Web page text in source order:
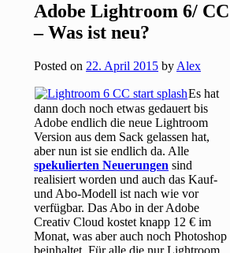
Adobe Lightroom 6/ CC
– Was ist neu?
Posted on 22. April 2015 by Alex
Es hat
dann doch noch etwas gedauert bis
Adobe endlich die neue Lightroom
Version aus dem Sack gelassen hat,
aber nun ist sie endlich da. Alle
spekulierten Neuerungen sind
realisiert worden und auch das Kauf-
und Abo-Modell ist nach wie vor
verfügbar. Das Abo in der Adobe
Creativ Cloud kostet knapp 12 € im
Monat, was aber auch noch Photoshop